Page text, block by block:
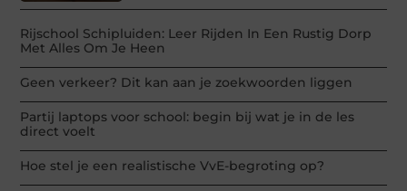
Rijschool Schipluiden: Leer Rijden In Een Rustig Dorp
Met Alles Om Je Heen
Geen verkeer? Dit kan aan je zoekwoorden liggen
Partij laptops voor school: begin bij wat je in de les
direct voelt
Hoe stel je een realistische VvE-begroting op?